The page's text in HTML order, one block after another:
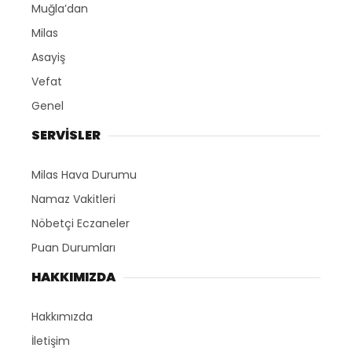
Muğla’dan
Milas
Asayiş
Vefat
Genel
SERVİSLER
Milas Hava Durumu
Namaz Vakitleri
Nöbetçi Eczaneler
Puan Durumları
HAKKIMIZDA
Hakkımızda
İletişim